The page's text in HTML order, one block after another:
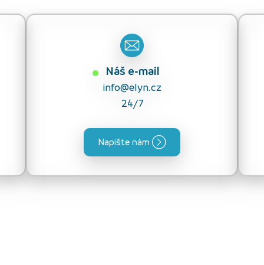
Náš e-mail
info@elyn.cz
24/7
Napište nám